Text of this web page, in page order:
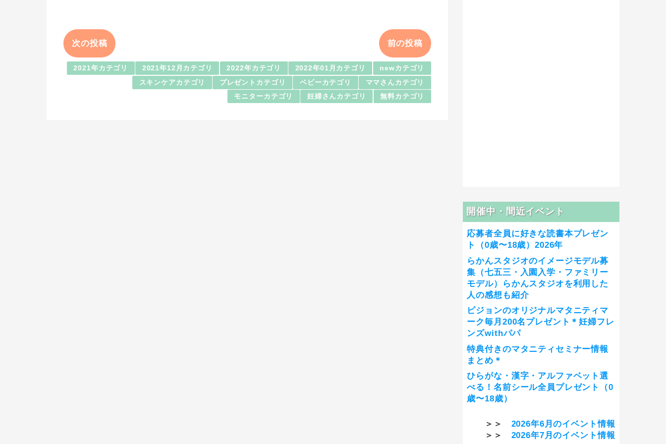
次の投稿 前の投稿
2021年カテゴリ 2021年12月カテゴリ 2022年カテゴリ 2022年01月カテゴリ
newカテゴリ
スキンケアカテゴリ
プレゼントカテゴリ ベビーカテゴリ
ママさんカテゴリ
モニターカテゴリ
妊婦さんカテゴリ 無料カテゴリ
開催中・間近イベント
応募者全員に好きな読書本プレゼン
ト（0歳〜18歳）2026年
らかんスタジオのイメージモデル募
集（七五三・入園入学・ファミリー
モデル）らかんスタジオを利用した
人の感想も紹介
ピジョンのオリジナルマタニティマ
ーク毎月200名プレゼント＊妊婦フレ
ンズwithパパ
特典付きのマタニティセミナー情報
まとめ＊
ひらがな・漢字・アルファベット選
べる！名前シール全員プレゼント（0
歳〜18歳）
＞＞ 2026年6月のイベント情報
＞＞ 2026年7月のイベント情報